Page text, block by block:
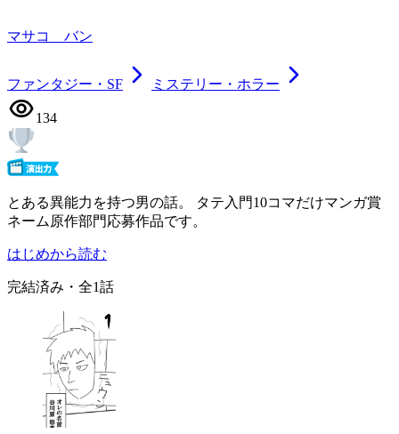
マサコ バン
ファンタジー・SF ミステリー・ホラー
134
とある異能力を持つ男の話。 タテ入門10コマだけマンガ賞
ネーム原作部門応募作品です。
はじめから読む
完結済み ・全1話